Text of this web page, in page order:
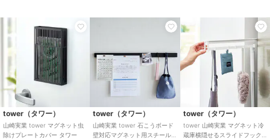
tower（タワー）
山崎実業 tower マグネット虫
除けプレートカバー タワー
tower（タワー）
山崎実業 tower 石こうボード
壁対応マグネット用スチール
tower（タワー）
tower 山崎実業 マグネット冷
蔵庫横隠せるスライドフック